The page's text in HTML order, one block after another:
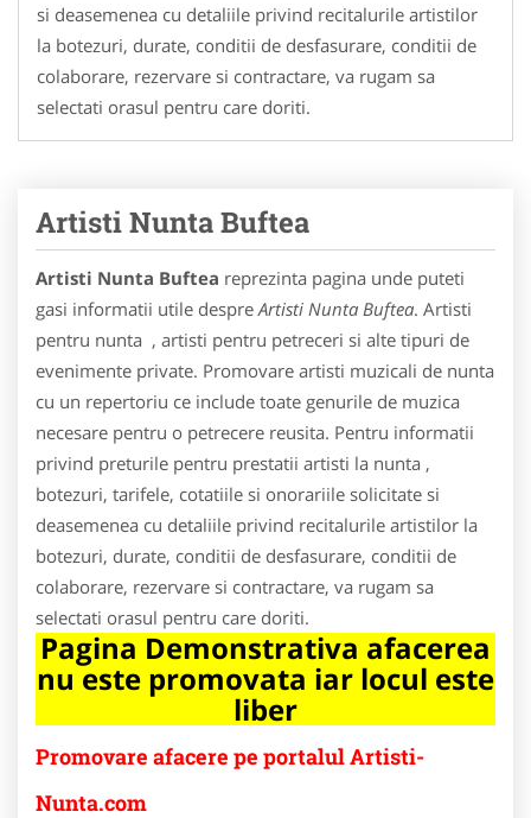
si deasemenea cu detaliile privind recitalurile artistilor
la botezuri, durate, conditii de desfasurare, conditii de
colaborare, rezervare si contractare, va rugam sa
selectati orasul pentru care doriti.
Artisti Nunta Buftea
Artisti Nunta Buftea reprezinta pagina unde puteti
gasi informatii utile despre Artisti Nunta Buftea. Artisti
pentru nunta , artisti pentru petreceri si alte tipuri de
evenimente private. Promovare artisti muzicali de nunta
cu un repertoriu ce include toate genurile de muzica
necesare pentru o petrecere reusita. Pentru informatii
privind preturile pentru prestatii artisti la nunta ,
botezuri, tarifele, cotatiile si onorariile solicitate si
deasemenea cu detaliile privind recitalurile artistilor la
botezuri, durate, conditii de desfasurare, conditii de
colaborare, rezervare si contractare, va rugam sa
selectati orasul pentru care doriti.
Pagina Demonstrativa afacerea
nu este promovata iar locul este
liber
Promovare afacere pe portalul Artisti-
Nunta.com